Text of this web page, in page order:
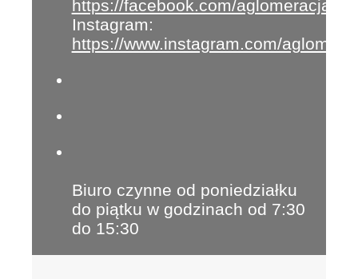
https://facebook.com/aglomeracja
Instagram:
https://www.instagram.com/
Biuro czynne od poniedziałku
do piątku w godzinach od 7:30
do 15:30